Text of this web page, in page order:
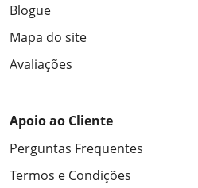
Blogue
Mapa do site
Avaliações
Apoio ao Cliente
Perguntas Frequentes
Termos e Condições